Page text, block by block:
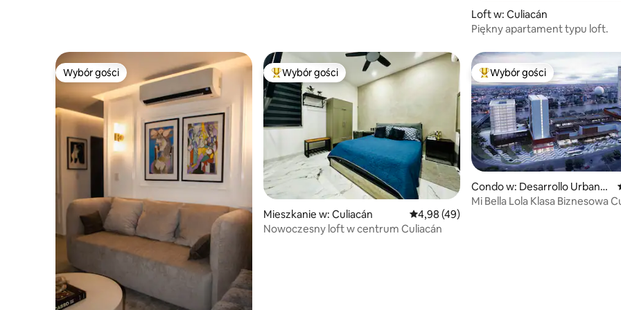
Loft w: Culiacán
Piękny apartament typu loft.
Wybór gości
Wybór gości Najpopularniejsze z kategorii Wybór gości
Wybór gości
Mieszkanie w: Culiacán Średnia ocena: 4,98 na 5, liczba recenzji: 49
4,98 (49)
Nowoczesny loft w centrum Culiacán
Najpopularniejsze z kategorii
Wybór gości
Condo w: Desarrollo Urbano
Tres Ríos
Mi Bella Lola Klasa Biznesowa